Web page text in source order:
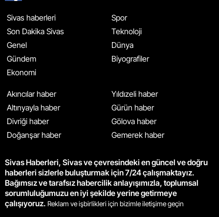
Sivas haberleri
Son Dakika Sivas
Genel
Gündem
Ekonomi
Spor
Teknoloji
Dünya
Biyografiler
Akıncılar haber
Altınyayla haber
Divriği haber
Doğanşar haber
Yıldızeli haber
Gürün haber
Gölova haber
Gemerek haber
Sivas Haberleri, Sivas ve çevresindeki en güncel ve doğru
haberleri sizlerle buluşturmak için 7/24 çalışmaktayız.
Bağımsız ve tarafsız habercilik anlayışımızla, toplumsal
sorumluluğumuzu en iyi şekilde yerine getirmeye
çalışıyoruz. Reklam ve işbirlikleri için bizimle iletişime geçin